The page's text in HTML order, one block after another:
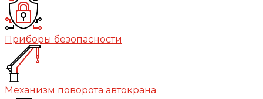
Приборы безопасности
Механизм поворота автокрана